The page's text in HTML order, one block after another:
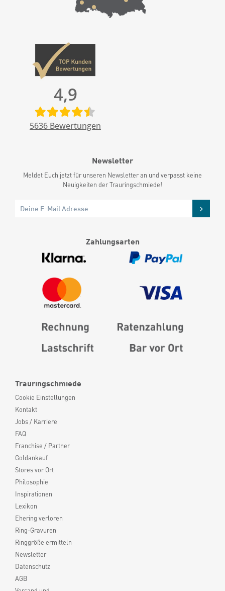
Trauringschmiede
Cookie Einstellungen
Kontakt
Jobs / Karriere
FAQ
Franchise / Partner
Goldankauf
Stores vor Ort
Philosophie
Inspirationen
Lexikon
Ehering verloren
Ring-Gravuren
Ringgröße ermitteln
Newsletter
Datenschutz
AGB
4,9
5636 Bewertungen
Newsletter
Meldet Euch jetzt für unseren Newsletter an und verpasst keine
Neuigkeiten der Trauringschmiede!
Zahlungsarten